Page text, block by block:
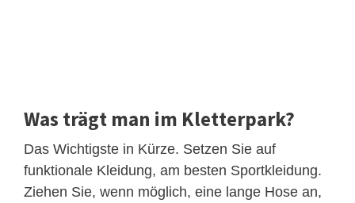
Was trägt man im Kletterpark?
Das Wichtigste in Kürze. Setzen Sie auf
funktionale Kleidung, am besten Sportkleidung.
Ziehen Sie, wenn möglich, eine lange Hose an,